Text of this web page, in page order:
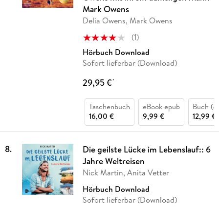
Mark Owens
Delia Owens, Mark Owens
(1)
Hörbuch Download
Sofort lieferbar (Download)
29,95 €*
Taschenbuch
16,00 €
eBook epub
9,99 €
Buch
12,99 €
8.
Die geilste Lücke im Lebenslauf:: 6
Jahre Weltreisen
Nick Martin, Anita Vetter
Hörbuch Download
Sofort lieferbar (Download)